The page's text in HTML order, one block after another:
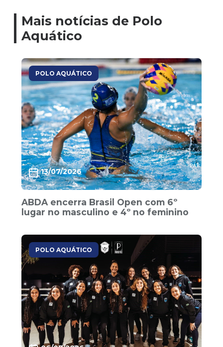
Mais notícias de Polo
Aquático
POLO AQUÁTICO
13/07/2026
ABDA encerra Brasil Open com 6º
lugar no masculino e 4º no feminino
POLO AQUÁTICO